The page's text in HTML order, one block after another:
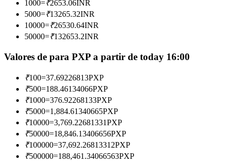
Junte-se aos principais traders
Torne-se um Trader de Cópias
Desfrute da partilha de lucros e comissões de copy trading
1000=₹2653.06INR
5000=₹13265.32INR
10000=₹26530.64INR
50000=₹132653.2INR
Valores de para PXP a partir de today 16:00
₹100=37.69226813PXP
₹500=188.46134066PXP
₹1000=376.92268133PXP
₹5000=1,884.61340665PXP
₹10000=3,769.22681331PXP
₹50000=18,846.13406656PXP
₹100000=37,692.26813312PXP
₹500000=188,461.34066563PXP